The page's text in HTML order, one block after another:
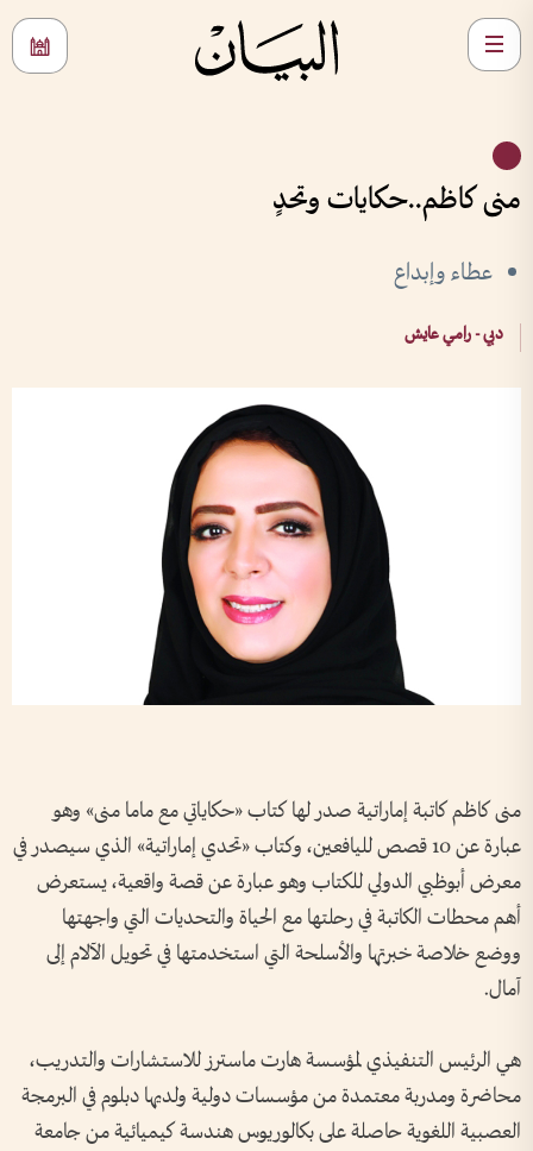
منى كاظم..حكايات وتحدٍ
عطاء وإبداع
دبي - رامي عايش
منى كاظم كاتبة إماراتية صدر لها كتاب «حكاياتي مع ماما منى» وهو
عبارة عن 10 قصص لليافعين، وكتاب «تحدي إماراتية» الذي سيصدر في
معرض أبوظبي الدولي للكتاب وهو عبارة عن قصة واقعية، يستعرض
أهم محطات الكاتبة في رحلتها مع الحياة والتحديات التي واجهتها
ووضع خلاصة خبرتها والأسلحة التي استخدمتها في تحويل الآلام إلى
آمال.
هي الرئيس التنفيذي لمؤسسة هارت ماسترز للاستشارات والتدريب،
محاضرة ومدربة معتمدة من مؤسسات دولية ولديها دبلوم في البرمجة
العصبية اللغوية حاصلة على بكالوريوس هندسة كيميائية من جامعة